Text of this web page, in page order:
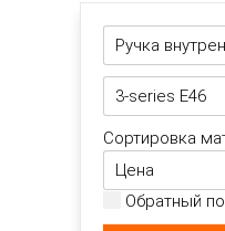
Сортировка
Обратный